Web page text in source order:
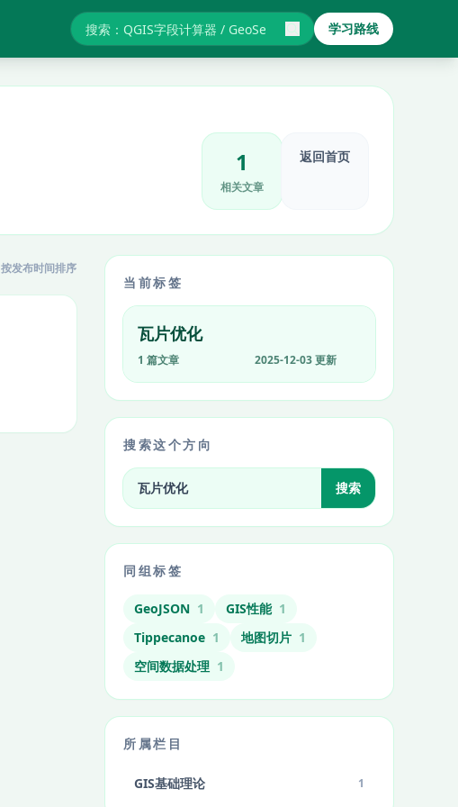
搜索GIS教程与报错 学习路线
1
相关文章
返回首页
按发布时间排序
当前标签
瓦片优化
1 篇文章 2025-12-03 更新
搜索这个方向
搜索标签相关文章 搜索
同组标签
GeoJSON 1 GIS性能 1
Tippecanoe 1 地图切片 1
空间数据处理 1
所属栏目
GIS基础理论 1